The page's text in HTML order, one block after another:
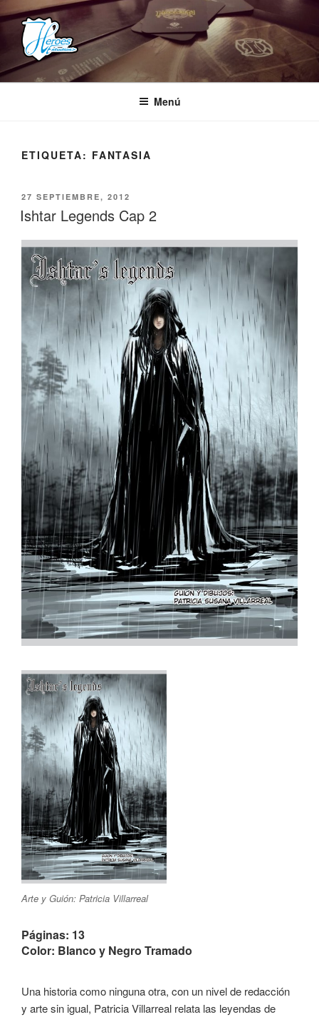
Saltar
al
contenido
HEROES ESTUDIOS
– Comunidad Creativa –
Menú
ETIQUETA: FANTASIA
PUBLICADO
EL
27 SEPTIEMBRE, 2012
Ishtar Legends Cap 2
Arte y Guión: Patricia Villarreal
Páginas: 13
Color: Blanco y Negro Tramado
Una historia como ninguna otra, con un nivel de redacción
y arte sin igual, Patricia Villarreal relata las leyendas de